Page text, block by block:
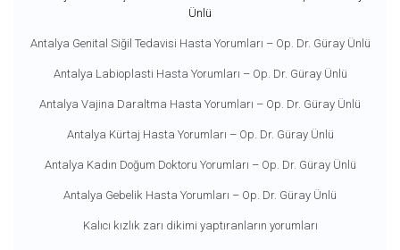
Ünlü
Antalya Genital Siğil Tedavisi Hasta Yorumları – Op. Dr. Güray Ünlü
Antalya Labioplasti Hasta Yorumları – Op. Dr. Güray Ünlü
Antalya Vajina Daraltma Hasta Yorumları – Op. Dr. Güray Ünlü
Antalya Kürtaj Hasta Yorumları – Op. Dr. Güray Ünlü
Antalya Kadın Doğum Doktoru Yorumları – Op. Dr. Güray Ünlü
Antalya Gebelik Hasta Yorumları – Op. Dr. Güray Ünlü
Kalıcı kızlık zarı dikimi yaptıranların yorumları